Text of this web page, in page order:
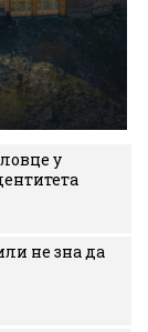
у
не зна да